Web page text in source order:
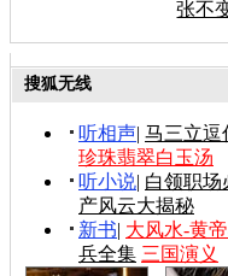
张不
搜狐无线
听相声| 马三立逗
珍珠翡翠白玉汤
听小说| 白领职场
产风云大揭秘
新书| 大风水-黄
兵全集 三国演义